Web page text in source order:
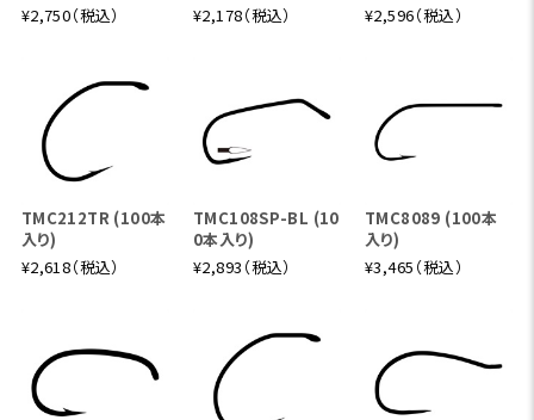
¥2,750（税込）
¥2,178（税込）
¥2,596（税込）
TMC212TR (100本
入り)
¥2,618（税込）
TMC108SP-BL (10
0本入り)
¥2,893（税込）
TMC8089 (100本
入り)
¥3,465（税込）